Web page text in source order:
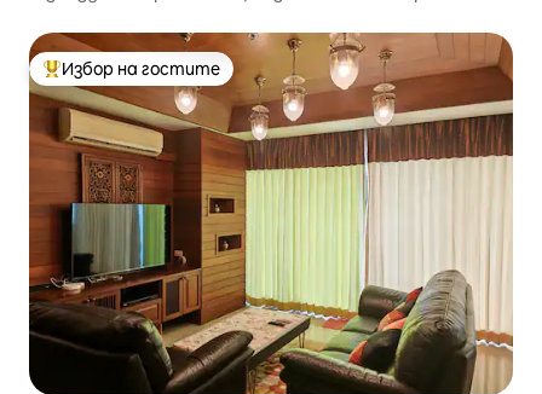
Най-популярен избор на гостите
Избор на гостите